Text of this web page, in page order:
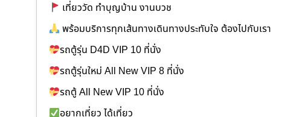
เที่ยววัด ทำบุญบ้าน งานบวช
พร้อมบริการทุกเส้นทางเดินทางประทับใจ ต้องไปกับเรา
รถตู้รุ่น D4D VIP 10 ที่นั่ง
รถตู้รุ่นใหม่ All New VIP 8 ที่นั่ง
รถตู้ All New VIP 10 ที่นั่ง
อยากเที่ยว ได้เที่ยว